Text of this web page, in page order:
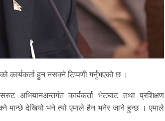
कार्यकर्ता हुन नसक्ने टिप्पणी गर्नुभएको छ ।
अभियानअन्तर्गत कार्यकर्ता भेटघाट तथा प्रशिक्षण
मान्छे देखियो भने त्यो एमाले हैन भनेर जाने हुन्छ । एमाले